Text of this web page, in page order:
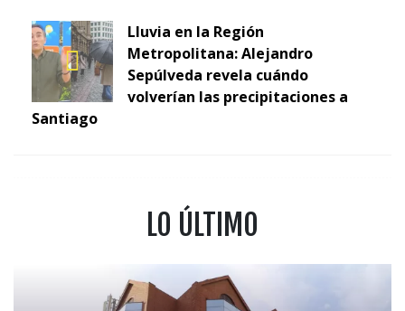
Lluvia en la Región
Metropolitana: Alejandro
Sepúlveda revela cuándo
volverían las precipitaciones a
Santiago
LO ÚLTIMO